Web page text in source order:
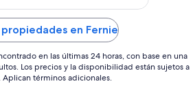
del
27
ago
al
28
ago
propiedades en Fernie
en las últimas 24 horas, con base en una
Los precios y la disponibilidad están sujetos a
Aplican términos adicionales.